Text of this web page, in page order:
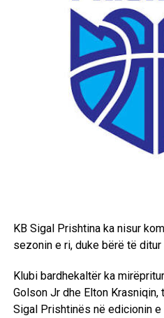
KB Sigal Prishtina ka nisur
sezonin e ri, duke bërë të
Klubi bardhekaltër ka
Golson Jr dhe Elton
Sigal Prishtinës në edicionin